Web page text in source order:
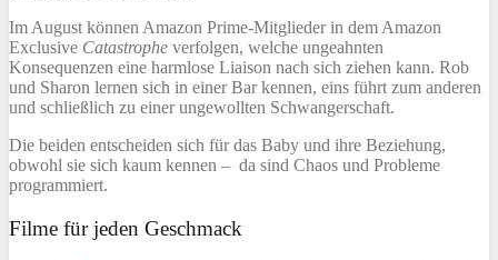
Im August können Amazon Prime-Mitglieder in dem Amazon
Exclusive Catastrophe verfolgen, welche ungeahnten
Konsequenzen eine harmlose Liaison nach sich ziehen kann. Rob
und Sharon lernen sich in einer Bar kennen, eins führt zum anderen
und schließlich zu einer ungewollten Schwangerschaft.
Die beiden entscheiden sich für das Baby und ihre Beziehung,
obwohl sie sich kaum kennen – da sind Chaos und Probleme
programmiert.
Filme für jeden Geschmack